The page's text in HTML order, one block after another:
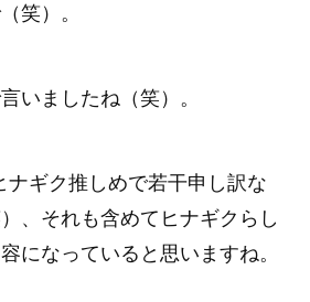
笑）。
ましたね（笑）。
ギク推しめで若干申し訳な
、それも含めてヒナギクらし
になっていると思いますね。